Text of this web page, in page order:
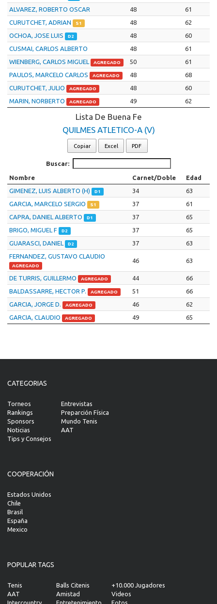
ALVAREZ, ROBERTO OSCAR
48
61
CURUTCHET, ADRIAN
S1 48
62
OCHOA, JOSE LUIS
D2 48
60
CUSMAI, CARLOS ALBERTO
48
61
WIENBERG, CARLOS MIGUEL
AGREGADO 50
61
PAULOS, MARCELO CARLOS
AGREGADO 48
68
CURUTCHET, JULIO
AGREGADO 48
60
MARIN, NORBERTO
AGREGADO 49 62
Lista De Buena Fe
QUILMES ATLETICO-A (V)
Copiar Excel PDF
Buscar:
Nombre Carnet/Doble
Edad
GIMENEZ, LUIS ALBERTO (H)
D1 34
63
GARCIA, MARCELO SERGIO
S1 37
61
CAPRA, DANIEL ALBERTO
D1 37
65
BRIGO, MIGUEL F
D2 37
65
GUARASCI, DANIEL
D2 37
63
FERNANDEZ, GUSTAVO CLAUDIO
AGREGADO
46 63
DE TURRIS, GUILLERMO AGREGADO 44
66
BALDASSARRE, HECTOR P.
AGREGADO 51
66
GARCIA, JORGE D.
AGREGADO 46
62
GARCIA, CLAUDIO
AGREGADO 49 65
CATEGORIAS
Torneos
Rankings
Sponsors
Noticias
Tips y Consejos
Entrevistas
Preparción Física
Mundo Tenis
AAT
COOPERACIÓN
Estados Unidos
Chile
Brasil
España
Mexico
POPULAR TAGS
Tenis
AAT
Intercountry
Balls Citenis
Amistad
Entretenimiento
+10.000 Jugadores
Videos
Fotos